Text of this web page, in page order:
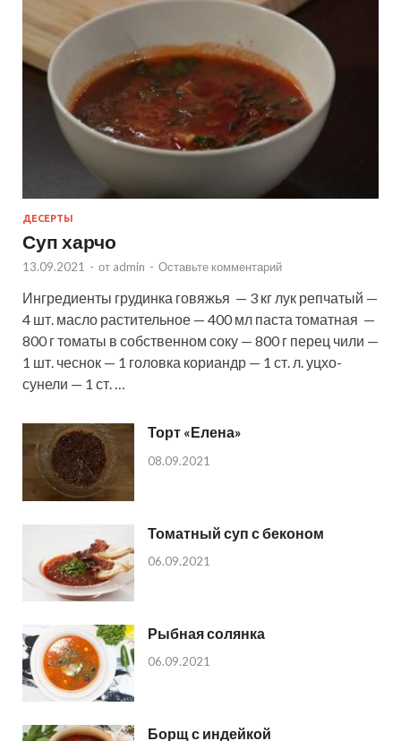
ДЕСЕРТЫ
Суп харчо
13.09.2021 - от admin - Оставьте комментарий
Ингредиенты грудинка говяжья — 3 кг лук репчатый —
4 шт. масло растительное — 400 мл паста томатная —
800 г томаты в собственном соку — 800 г перец чили —
1 шт. чеснок — 1 головка кориандр — 1 ст. л. уцхо-
сунели — 1 ст. …
Торт «Елена»
08.09.2021
Томатный суп с беконом
06.09.2021
Рыбная солянка
06.09.2021
Борщ с индейкой